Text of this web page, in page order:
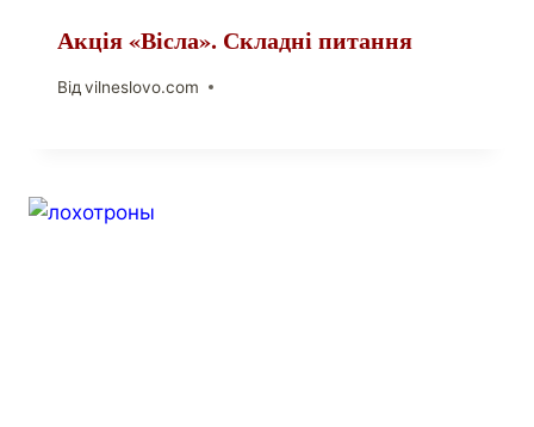
Акція «Вісла». Складні питання
Від vilneslovo.com